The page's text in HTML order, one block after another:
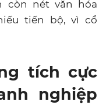
còn nét văn hóa
tiến bộ, vì cổ
tích cực
nghiệp